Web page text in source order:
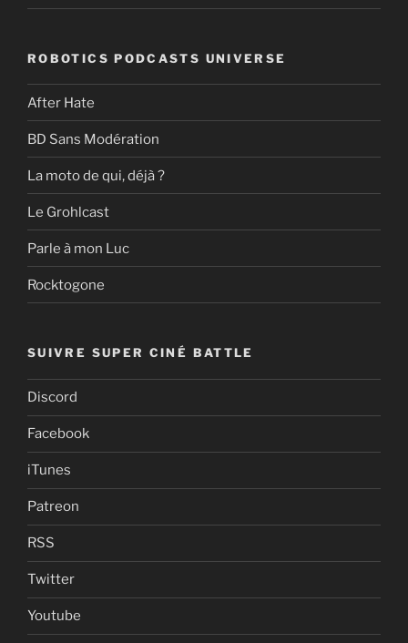
ROBOTICS PODCASTS UNIVERSE
After Hate
BD Sans Modération
La moto de qui, déjà ?
Le Grohlcast
Parle à mon Luc
Rocktogone
SUIVRE SUPER CINÉ BATTLE
Discord
Facebook
iTunes
Patreon
RSS
Twitter
Youtube